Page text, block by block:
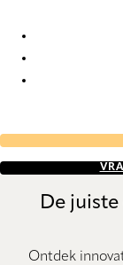
De
Ontdek